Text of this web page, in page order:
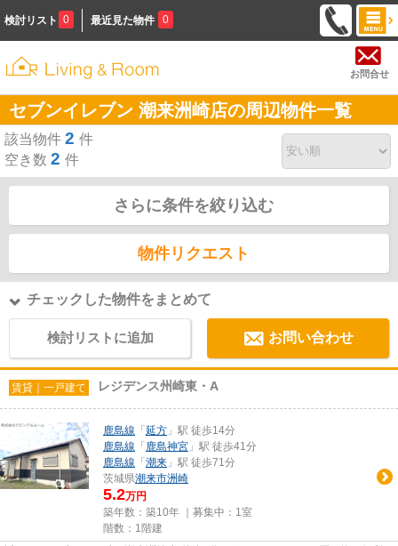
検討リスト 0 最近見た物件 0
お問合せ
セブンイレブン 潮来洲崎店の周辺物件一覧
該当物件 2 件
空き数 2 件
さらに条件を絞り込む
物件リクエスト
チェックした物件をまとめて
検討リストに追加 お問い合わせ
賃貸｜一戸建て レジデンス州崎東・A
鹿島線 「 延方 」駅 徒歩14分
鹿島線 「 鹿島神宮 」駅 徒歩41分
鹿島線 「 潮来 」駅 徒歩71分
茨城県潮来市洲崎
5.2万円
築年数：築10年 ｜募集中： 1室
階数：1階建